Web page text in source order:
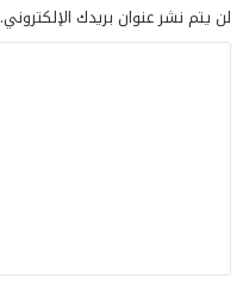
لن يتم نشر عنوان بريدك الإلكتروني.
ق